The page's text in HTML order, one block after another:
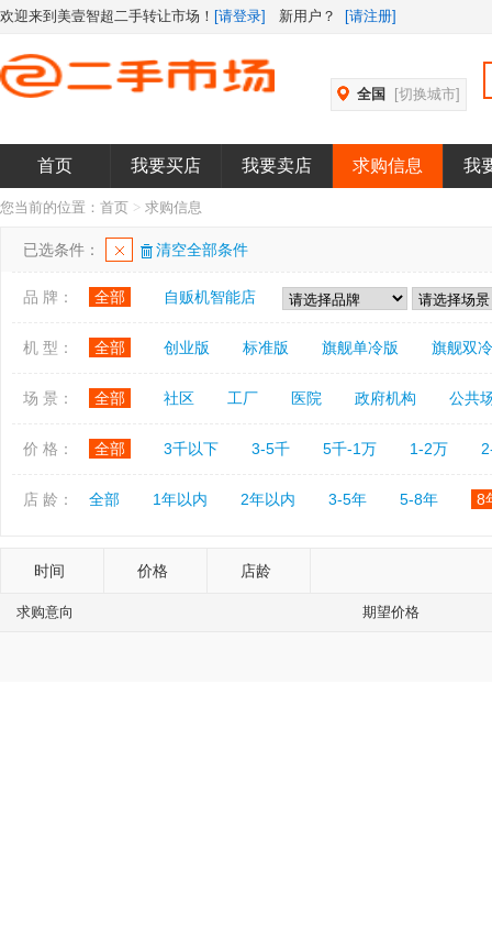
欢迎来到美壹智超二手转让市场！ [请登录] 新用户？ [请注册]
全国 [切换城市]
首页 我要买店 我要卖店 求购信息 我
您当前的位置： 首页 > 求购信息
已选条件： 清空全部条件
品 牌： 全部 自贩机智能店
机 型： 全部 创业版 标准版 旗舰单冷版 旗舰双
场 景： 全部 社区 工厂 医院 政府机构 公共
价 格： 全部 3千以下 3-5千 5千-1万 1-2万
店 龄： 全部 1年以内 2年以内 3-5年 5-8年 8
时间 价格 店龄
求购意向 期望价格